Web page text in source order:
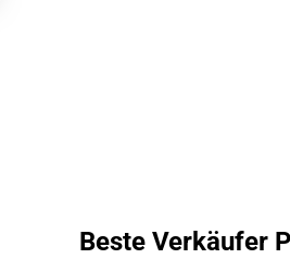
Beste Verkäufer